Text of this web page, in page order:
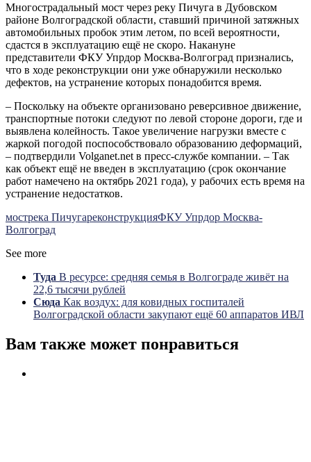
Многострадальный мост через реку Пичуга в Дубовском
районе Волгоградской области, ставший причиной затяжных
автомобильных пробок этим летом, по всей вероятности,
сдастся в эксплуатацию ещё не скоро. Накануне
представители ФКУ Упрдор Москва-Волгоград признались,
что в ходе реконструкции они уже обнаружили несколько
дефектов, на устранение которых понадобится время.
– Поскольку на объекте организовано реверсивное движение,
транспортные потоки следуют по левой стороне дороги, где и
выявлена колейность. Такое увеличение нагрузки вместе с
жаркой погодой поспособствовало образованию деформаций,
– подтвердили Volganet.net в пресс-службе компании. – Так
как объект ещё не введен в эксплуатацию (срок окончание
работ намечено на октябрь 2021 года), у рабочих есть время на
устранение недостатков.
мострека ПичугареконструкцияФКУ Упрдор Москва-
Волгоград
See more
Туда В ресурсе: средняя семья в Волгограде живёт на
22,6 тысячи рублей
Сюда Как воздух: для ковидных госпиталей
Волгоградской области закупают ещё 60 аппаратов ИВЛ
Вам также может понравиться